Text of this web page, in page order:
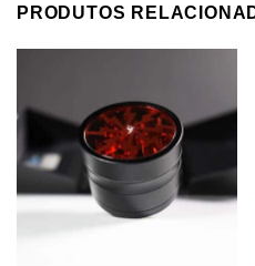
PRODUTOS